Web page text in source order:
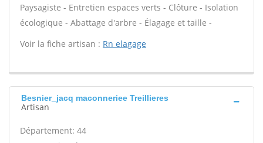
Paysagiste - Entretien espaces verts - Clôture - Isolation
écologique - Abattage d'arbre - Élagage et taille -
Voir la fiche artisan : Rn elagage
Besnier_jacq maconneriee Treillieres
Artisan
Département: 44